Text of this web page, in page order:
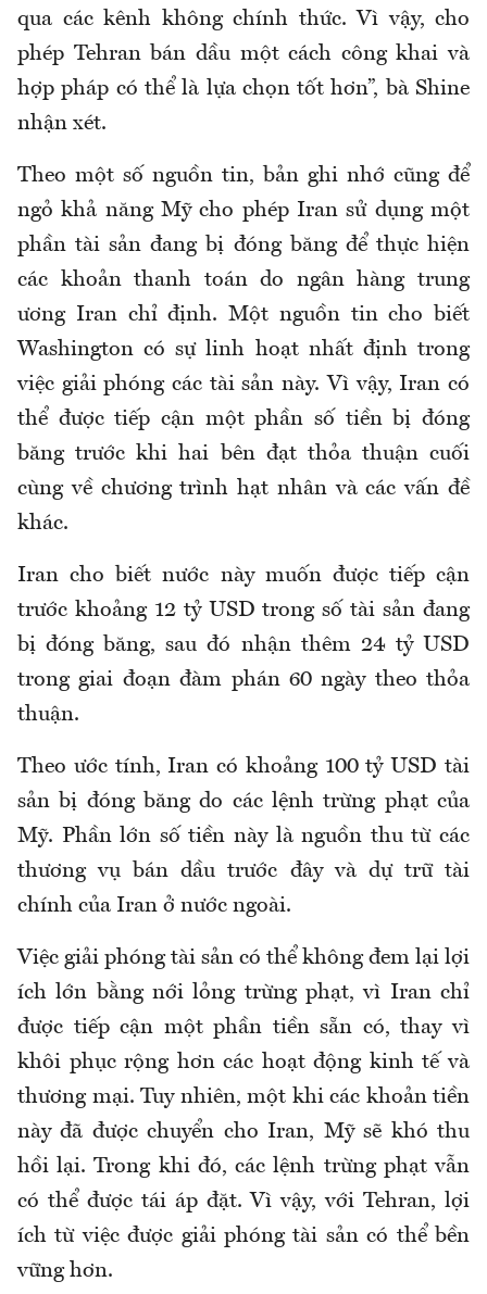
qua các kênh không chính thức. Vì vậy, cho
phép Tehran bán dầu một cách công khai và
hợp pháp có thể là lựa chọn tốt hơn”, bà Shine
nhận xét.
Theo một số nguồn tin, bản ghi nhớ cũng để
ngỏ khả năng Mỹ cho phép Iran sử dụng một
phần tài sản đang bị đóng băng để thực hiện
các khoản thanh toán do ngân hàng trung
ương Iran chỉ định. Một nguồn tin cho biết
Washington có sự linh hoạt nhất định trong
việc giải phóng các tài sản này. Vì vậy, Iran có
thể được tiếp cận một phần số tiền bị đóng
băng trước khi hai bên đạt thỏa thuận cuối
cùng về chương trình hạt nhân và các vấn đề
khác.
Iran cho biết nước này muốn được tiếp cận
trước khoảng 12 tỷ USD trong số tài sản đang
bị đóng băng, sau đó nhận thêm 24 tỷ USD
trong giai đoạn đàm phán 60 ngày theo thỏa
thuận.
Theo ước tính, Iran có khoảng 100 tỷ USD tài
sản bị đóng băng do các lệnh trừng phạt của
Mỹ. Phần lớn số tiền này là nguồn thu từ các
thương vụ bán dầu trước đây và dự trữ tài
chính của Iran ở nước ngoài.
Việc giải phóng tài sản có thể không đem lại lợi
ích lớn bằng nới lỏng trừng phạt, vì Iran chỉ
được tiếp cận một phần tiền sẵn có, thay vì
khôi phục rộng hơn các hoạt động kinh tế và
thương mại. Tuy nhiên, một khi các khoản tiền
này đã được chuyển cho Iran, Mỹ sẽ khó thu
hồi lại. Trong khi đó, các lệnh trừng phạt vẫn
có thể được tái áp đặt. Vì vậy, với Tehran, lợi
ích từ việc được giải phóng tài sản có thể bền
vững hơn.